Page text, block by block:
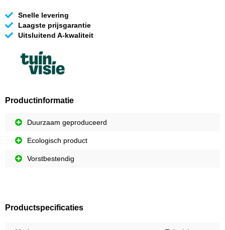
Snelle levering
Laagste prijsgarantie
Uitsluitend A-kwaliteit
Productinformatie
Duurzaam geproduceerd
Ecologisch product
Vorstbestendig
Productspecificaties